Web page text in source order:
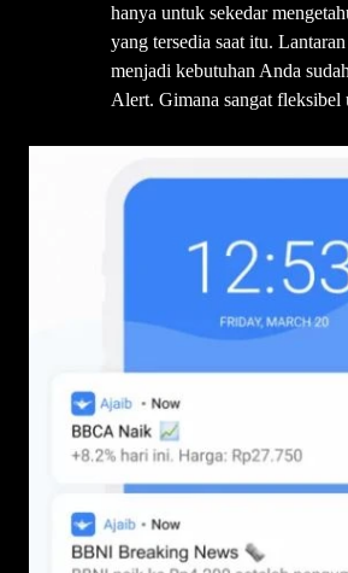
hanya untuk sekedar
yang tersedia saat itu.
menjadi kebutuhan Anda
Alert. Gimana sangat fleksibel